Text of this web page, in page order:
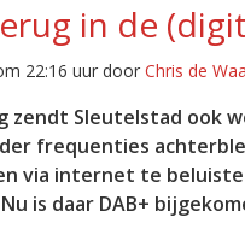
in de
22:16 uur door Chris de
zendt Sleutelstad ook
frequenties
via internet te
is daar DAB+